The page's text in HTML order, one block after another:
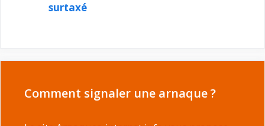
surtaxé
Comment signaler une arnaque ?